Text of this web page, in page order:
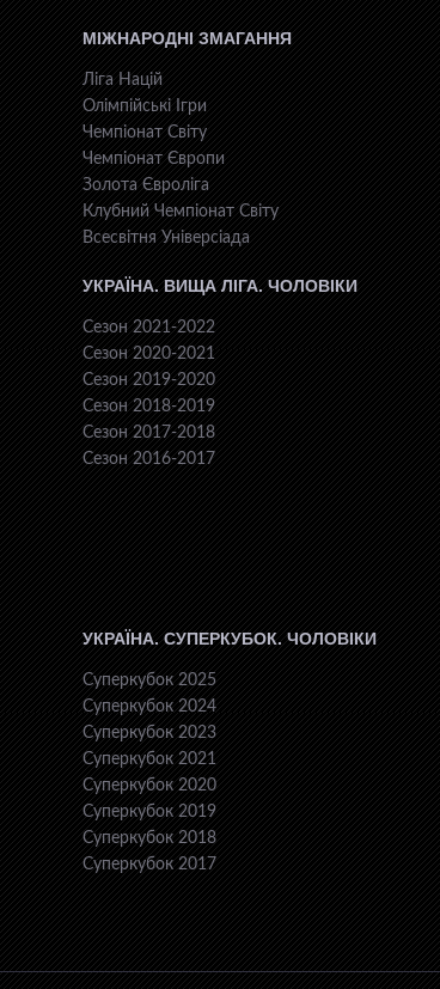
МІЖНАРОДНІ ЗМАГАННЯ
Ліга Націй
Олімпійські Ігри
Чемпіонат Світу
Чемпіонат Європи
Золота Євроліга
Клубний Чемпіонат Світу
Всесвiтня Унiверсiaда
УКРАЇНА. ВИЩА ЛІГА. ЧОЛОВІКИ
Сезон 2021-2022
Сезон 2020-2021
Сезон 2019-2020
Сезон 2018-2019
Сезон 2017-2018
Сезон 2016-2017
УКРАЇНА. СУПЕРКУБОК. ЧОЛОВІКИ
Суперкубок 2025
Суперкубок 2024
Суперкубок 2023
Суперкубок 2021
Суперкубок 2020
Суперкубок 2019
Суперкубок 2018
Суперкубок 2017